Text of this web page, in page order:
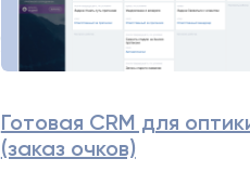
Готовая CRM для
(заказ очков)